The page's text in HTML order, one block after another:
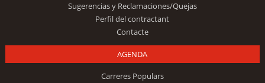
Sugerencias y Reclamaciones/Quejas
Perfil del contractant
Contacte
AGENDA
Carreres Populars